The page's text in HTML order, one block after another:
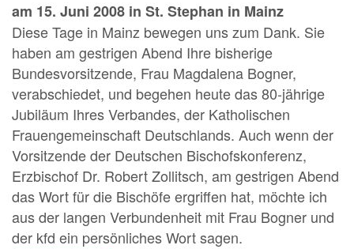
am 15. Juni 2008 in St. Stephan in Mainz
Diese Tage in Mainz bewegen uns zum Dank. Sie
haben am gestrigen Abend Ihre bisherige
Bundesvorsitzende, Frau Magdalena Bogner,
verabschiedet, und begehen heute das 80-jährige
Jubiläum Ihres Verbandes, der Katholischen
Frauengemeinschaft Deutschlands. Auch wenn der
Vorsitzende der Deutschen Bischofskonferenz,
Erzbischof Dr. Robert Zollitsch, am gestrigen Abend
das Wort für die Bischöfe ergriffen hat, möchte ich
aus der langen Verbundenheit mit Frau Bogner und
der kfd ein persönliches Wort sagen.